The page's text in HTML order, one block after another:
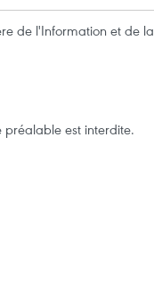
de l'Information et de la
préalable est interdite.